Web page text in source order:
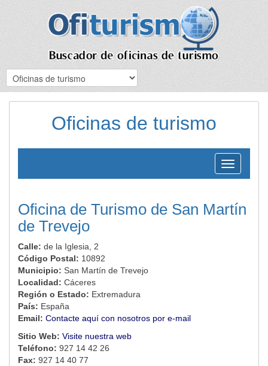
Oficinas de turismo
Toggle
navigation
Oficina de Turismo de San Martín
de Trevejo
Calle: de la Iglesia, 2
Código Postal: 10892
Municipio: San Martín de Trevejo
Localidad: Cáceres
Región o Estado: Extremadura
País: España
Email: Contacte aquí con nosotros por e-mail
Sitio Web: Visite nuestra web
Teléfono: 927 14 42 26
Fax: 927 14 40 77